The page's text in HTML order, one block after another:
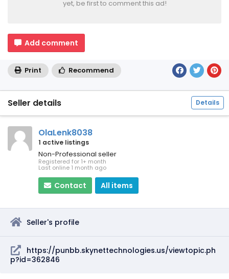
yet, be first to comment this ad!
Add comment
Print Recommend
Seller details Details
OlaLenk8038
1 active listings
Non-Professional seller
Registered for 1+ month
Last online 1 month ago
Contact All items
Seller's profile
https://punbb.skynettechnologies.us/viewtopic.ph
p?id=362846